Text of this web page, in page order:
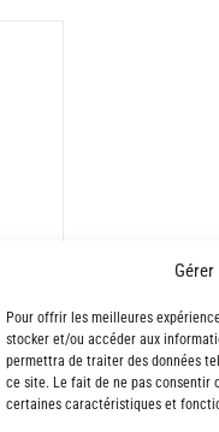
Pour offrir les meilleures
stocker et/ou accéder aux
permettra de traiter des données
ce site. Le fait de ne pas consentir
certaines caractéristiques et
€Plage